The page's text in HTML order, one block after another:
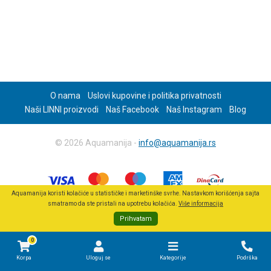
0
Korpa Uloguj se Kategorije Podrška
O nama
Uslovi kupovine i politika privatnosti
Naši LINNI proizvodi
Naš Facebook Naš Instagram Blog
© 2026 Aquamanija - info@aquamanija.rs
Aquamanija koristi kolačiće u statističke i marketinške svrhe. Nastavkom korišćenja sajta
smatramo da ste pristali na upotrebu kolačića. Više informacija
Prihvatam